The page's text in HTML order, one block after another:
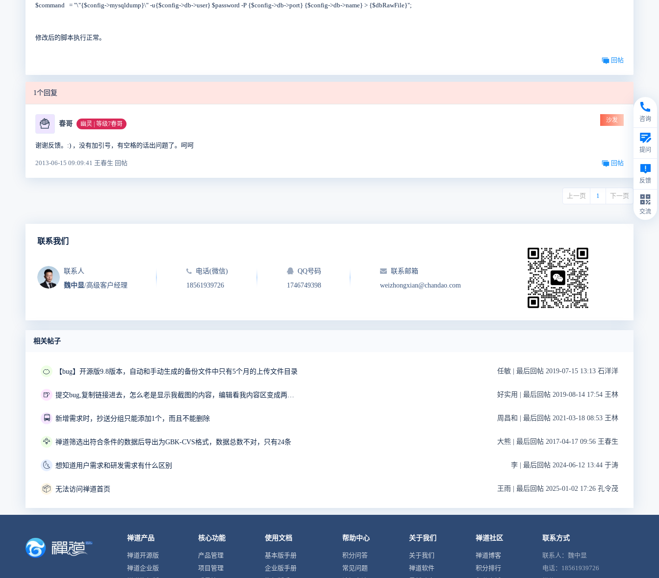
$command = "\"{$config->mysqldump}\" -u{$config->db->user} $password -P {$config->db->port} {$config->db->name} > {$dbRawFile}";
修改后的脚本执行正常。
回帖
1个回复
🍟 春哥 幽灵 | 等级7春哥
沙发
谢谢反馈。:) ，没有加引号，有空格的话出问题了。呵呵
2013-06-15 09:09:41 王春生 回帖 回帖
上一页 1 下一页
联系我们
联系人
魏中显/高级客户经理
电话(微信)
18561939726
QQ号码
1746749398
联系邮箱
weizhongxian@chandao.com
相关帖子
🍊 【bug】开源版9.8版本，自动和手动生成的备份文件中只有5个月的上传文件目录 任敏 最后回帖 2019-07-15 13:13 石洋洋
🍺 提交bug,复制链接进去，怎么老是显示我截图的内容，编辑看我内容区变成两条重复的链接，我明明只复制了一条链接，删掉重复的链接点击保存，反而显示三张截图，有毒 好实用 最后回帖 2019-08-14 17:54 王林
🚍 新增需求时，抄送分组只能添加1个，而且不能删除 周昌和 最后回帖 2021-03-18 08:53 王林
🦅 禅道筛选出符合条件的数据后导出为GBK-CVS格式，数据总数不对，只有24条 大熊 最后回帖 2017-04-17 09:56 王春生
🌜 想知道用户需求和研发需求有什么区别 李 最后回帖 2024-06-12 13:44 于涛
📦 无法访问禅道首页 王雨 最后回帖 2025-01-02 17:26 孔令茂
禅道产品
禅道开源版
禅道企业版
核心功能
产品管理
项目管理
使用文档
基本版手册
企业版手册
帮助中心
积分问答
常见问题
关于我们
关于我们
禅道软件
禅道社区
禅道博客
积分排行
联系方式
联系人：魏中显
电话：18561939726
咨询
提问
反馈
交流